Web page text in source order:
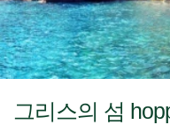
그리스의 섬